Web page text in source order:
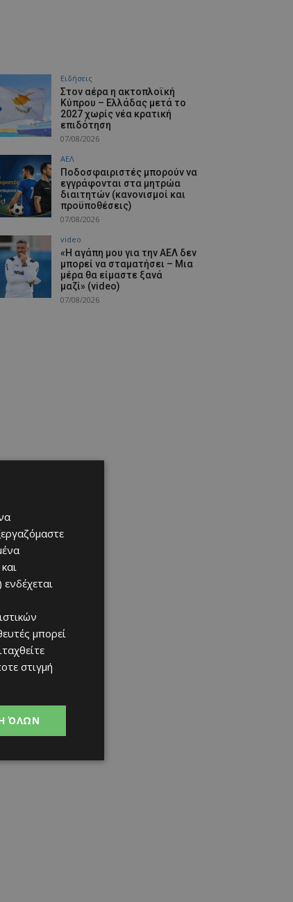
Ειδήσεις
Στον αέρα η ακτοπλοϊκή
Κύπρου – Ελλάδας μετά το
2027 χωρίς νέα κρατική
επιδότηση
07/08/2026
ΑΕΛ
Ποδοσφαιριστές μπορούν να
εγγράφονται στα μητρώα
διαιτητών (κανονισμοί και
προϋποθέσεις)
07/08/2026
video
«Η αγάπη μου για την ΑΕΛ δεν
μπορεί να σταματήσει – Μια
μέρα θα είμαστε ξανά
μαζί» (video)
07/08/2026
ενδέχεται
μπορεί
στιγμή
ΌΛΩΝ